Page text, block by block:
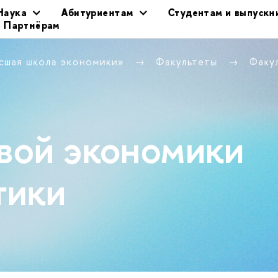
Абитуриентам
Студентам и
Партнёрам
школа экономики» Факультеты
экономики